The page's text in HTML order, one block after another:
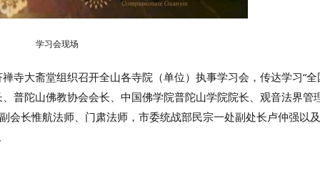
学习会现场
寺大斋堂组织召开全山各寺院（单位）执事学习会，传达学习“全
普陀山佛教协会会长、中国佛学院普陀山学院院长、观音法界管
会长惟航法师、门肃法师，市委统战部民宗一处副处长卢仲强以